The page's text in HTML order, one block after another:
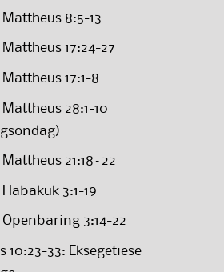
8:5-13
17:24-27
17:1-8
28:1-10
21:18–22
3:1-19
Openbaring 3:14-22
10:23-33: Eksegetiese